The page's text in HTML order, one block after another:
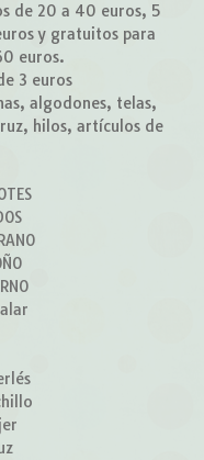
de 20 a 40 euros, 5
y gratuitos para
euros.
3 euros
algodones, telas,
hilos, artículos de